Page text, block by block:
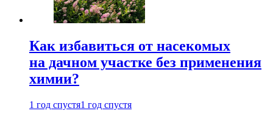
Как избавиться от насекомых
на дачном участке без применения
химии?
1 год спустя1 год спустя